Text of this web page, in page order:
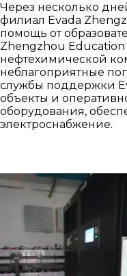
Через несколько
филиал Evada
помощь от
Zhengzhou Education
нефтехимической
неблагоприятные
службы поддержки
объекты и
оборудования,
электроснабжение.